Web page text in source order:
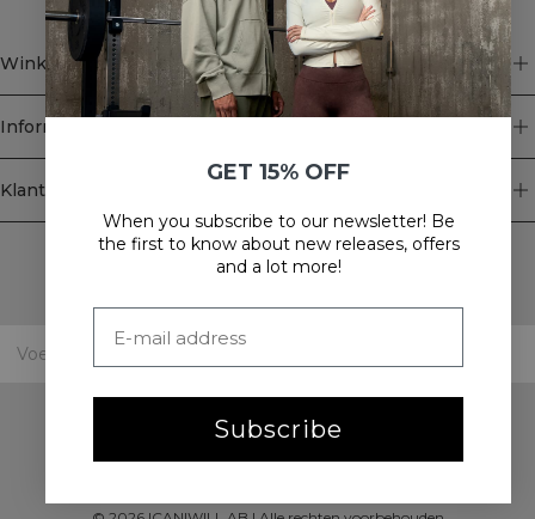
Winkel
Informatie
Klantenservice
Newsletter
Schrijf je voor onze nieuwsbrief! Ontvang exclusieve
GET 15% OFF
When you subscribe to our newsletter! Be
the first to know about new releases, offers
and a lot more!
Subscribe